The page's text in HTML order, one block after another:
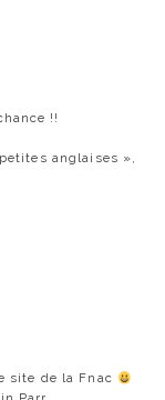
!!
anglaises »,
site de la Fnac